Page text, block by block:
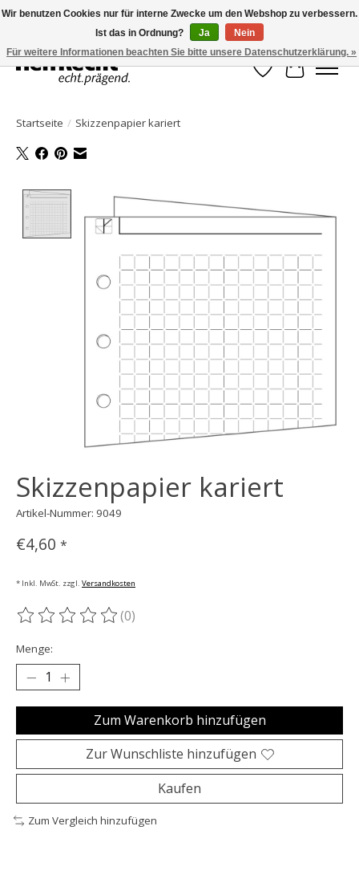
HelfRecht-Planer | Jahresaktualisierungen | Zubehör
Wunschzettel
Ihr
Startseite / Skizzenpapier kariert
Product image slideshow Items
Skizzenpapier kariert
Artikel-Nummer: 9049
€4,60 *
* Inkl. MwSt. zzgl. Versandkosten
Die Bewertung dieses Produkts ist
(0)
Menge:
Zum Warenkorb hinzufügen
Zur Wunschliste hinzufügen
Kaufen
Zum Vergleich hinzufügen
Wir benutzen Cookies nur für interne Zwecke um den Webshop zu verbessern.
Ist das in Ordnung?
Ja
Nein
Für weitere Informationen beachten Sie bitte unsere Datenschutzerklärung. »